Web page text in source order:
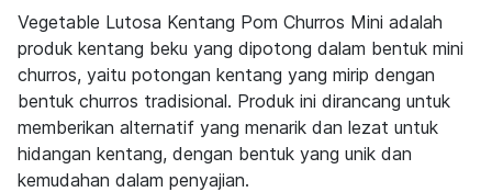
Vegetable Lutosa Kentang Pom Churros Mini adalah
produk kentang beku yang dipotong dalam bentuk mini
churros, yaitu potongan kentang yang mirip dengan
bentuk churros tradisional. Produk ini dirancang untuk
memberikan alternatif yang menarik dan lezat untuk
hidangan kentang, dengan bentuk yang unik dan
kemudahan dalam penyajian.